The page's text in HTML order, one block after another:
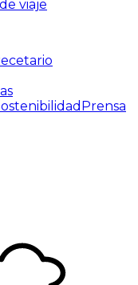
viaje
Prensa